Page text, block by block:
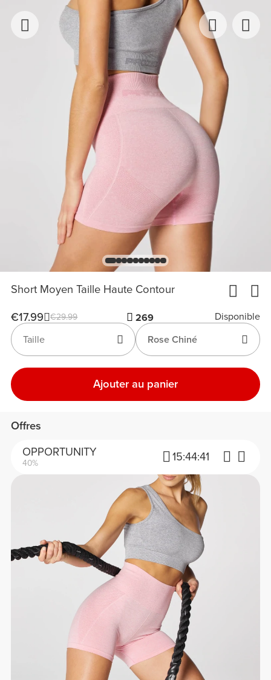
Short Moyen Taille Haute Contour
€17.99 €29.99 269
Disponible
Rose Chiné
Taille
Ajouter au panier
Offres
OPPORTUNITY
40% 15:44:41